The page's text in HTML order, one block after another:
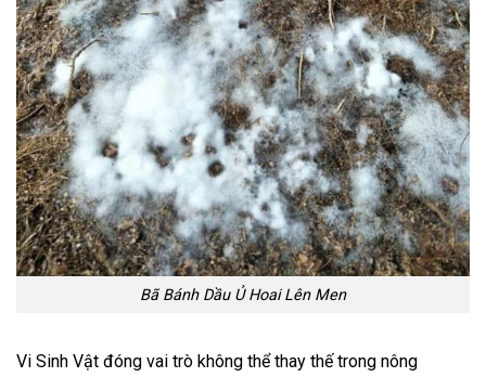
Bã Bánh Dầu Ủ Hoai Lên Men
Vi Sinh Vật đóng vai trò không thể thay thế trong nông